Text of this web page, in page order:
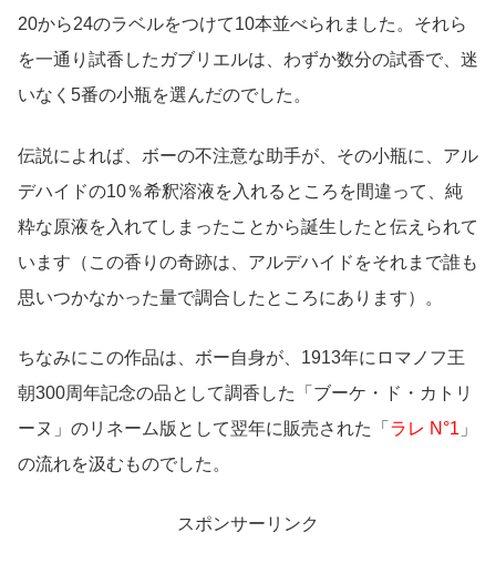
20から24のラベルをつけて10本並べられました。それら
を一通り試香したガブリエルは、わずか数分の試香で、迷
いなく5番の小瓶を選んだのでした。
伝説によれば、ボーの不注意な助手が、その小瓶に、アル
デハイドの10％希釈溶液を入れるところを間違って、純
粋な原液を入れてしまったことから誕生したと伝えられて
います（この香りの奇跡は、アルデハイドをそれまで誰も
思いつかなかった量で調合したところにあります）。
ちなみにこの作品は、ボー自身が、1913年にロマノフ王
朝300周年記念の品として調香した「ブーケ・ド・カトリ
ーヌ」のリネーム版として翌年に販売された「 ラレ N°1 」
の流れを汲むものでした。
スポンサーリンク